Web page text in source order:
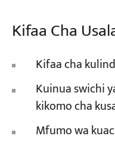
Kifaa Cha
Kifaa cha
Kuinua swichi
kikomo cha
Mfumo wa